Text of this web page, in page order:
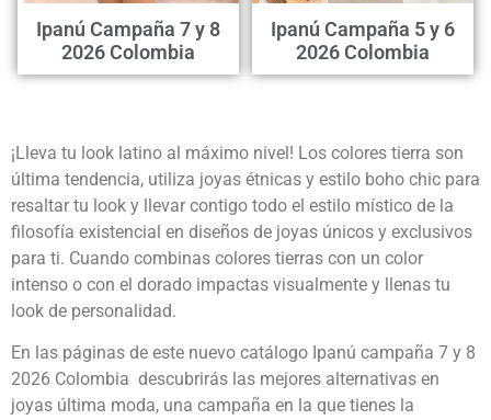
Ipanú Campaña 7 y 8
2026 Colombia
Ipanú Campaña 5 y 6
2026 Colombia
¡Lleva tu look latino al máximo nivel! Los colores tierra son
última tendencia, utiliza joyas étnicas y estilo boho chic para
resaltar tu look y llevar contigo todo el estilo místico de la
filosofía existencial en diseños de joyas únicos y exclusivos
para ti. Cuando combinas colores tierras con un color
intenso o con el dorado impactas visualmente y llenas tu
look de personalidad.
En las páginas de este nuevo catálogo Ipanú campaña 7 y 8
2026 Colombia descubrirás las mejores alternativas en
joyas última moda, una campaña en la que tienes la